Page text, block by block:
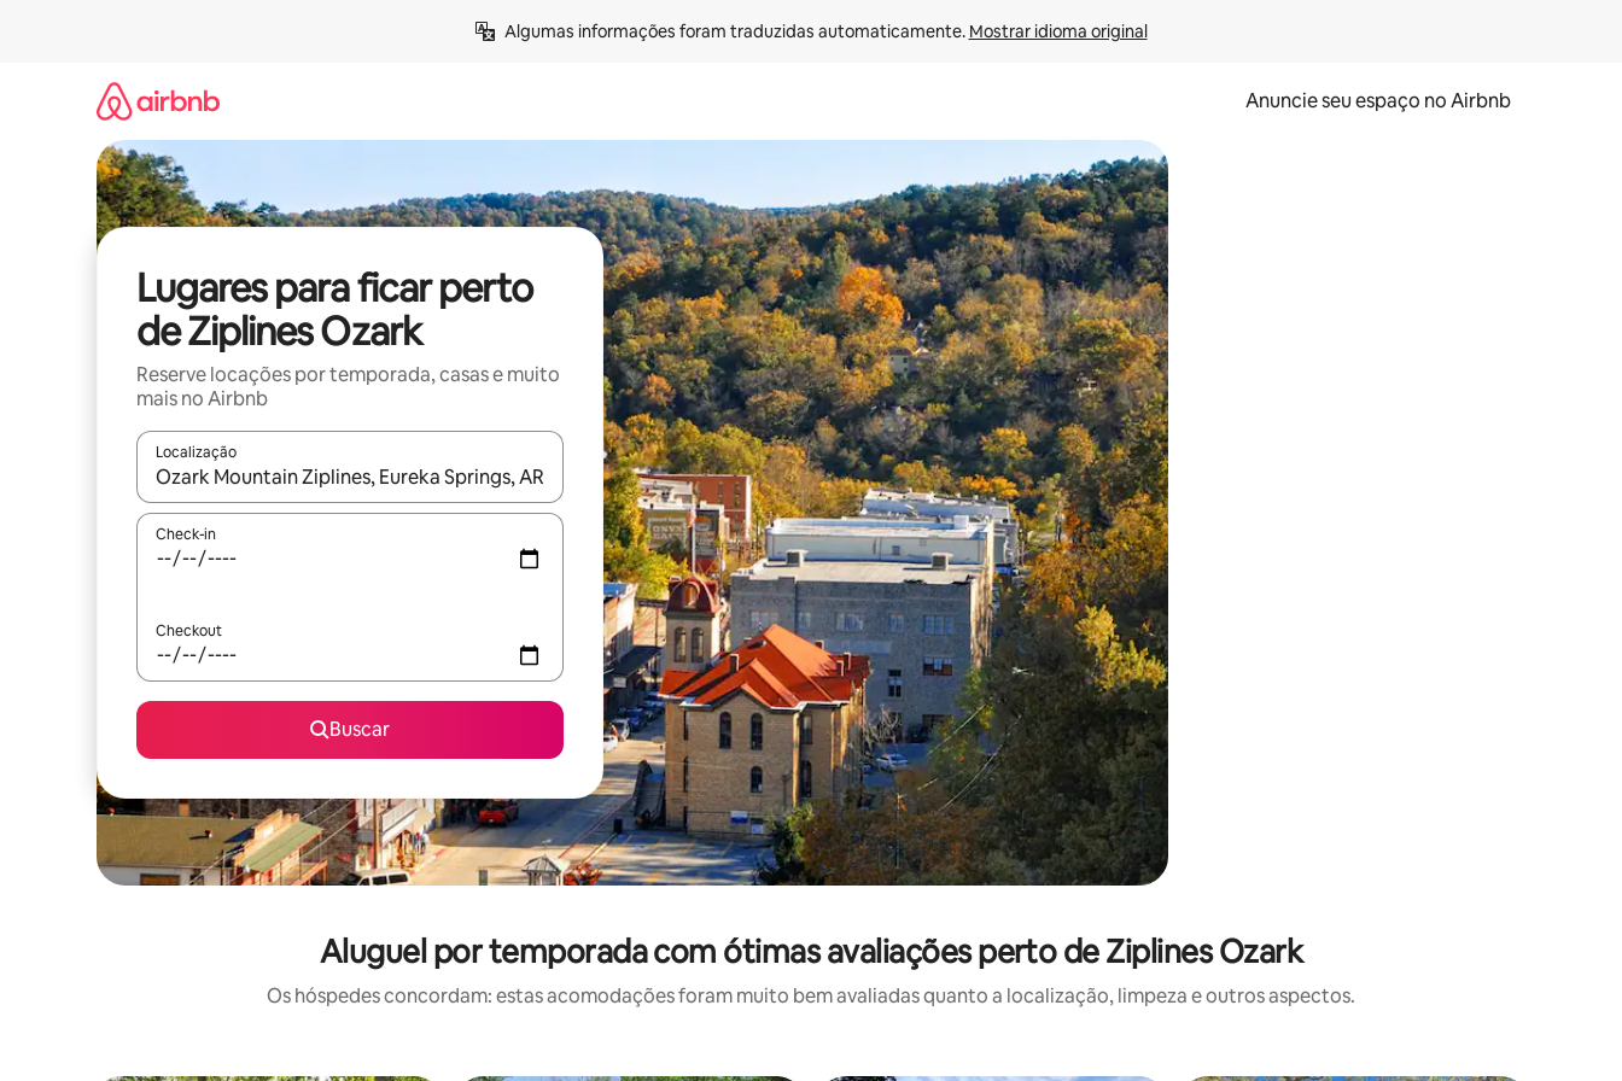
Algumas informações foram traduzidas automaticamente. Mostrar idioma original
Anuncie seu espaço no Airbnb
Lugares para ficar perto
de Ziplines Ozark
Reserve locações por temporada, casas e muito
mais no Airbnb
Localização
Quando os resultados estiverem disponíveis, explore-os usando as seta para cima e para baixo do teclado ou tocando e deslizando o dedo na tela.
Check-in
Checkout
Buscar
Aluguel por temporada com ótimas avaliações perto de Ziplines Ozark
Os hóspedes concordam: estas acomodações foram muito bem avaliadas quanto a localização, limpeza e outros aspectos.